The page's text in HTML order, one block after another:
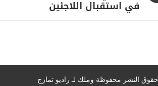
في استقبال اللاجئين
النشر محفوظة وملك لـ راديو تمازج